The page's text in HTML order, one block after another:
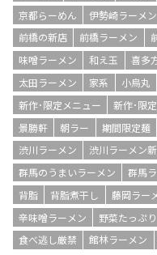
京都らーめん
伊勢崎ラーメン
前橋の新店
前橋ラーメン
味噌ラーメン
和え玉 喜多
太田ラーメン
家系 小烏丸
新作･限定メニュー
新作･限
景勝軒
朝ラー 期間限定麺
渋川ラーメン
渋川ラーメン
群馬のうまいラーメン
群馬
背脂
背脂煮干し 藤岡ラー
辛味噌ラーメン
野菜たっぷり
食べ逃し厳禁
館林ラーメン